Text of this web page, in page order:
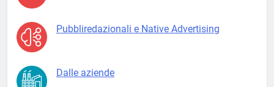
Pubbliredazionali e Native Advertising
Dalle aziende